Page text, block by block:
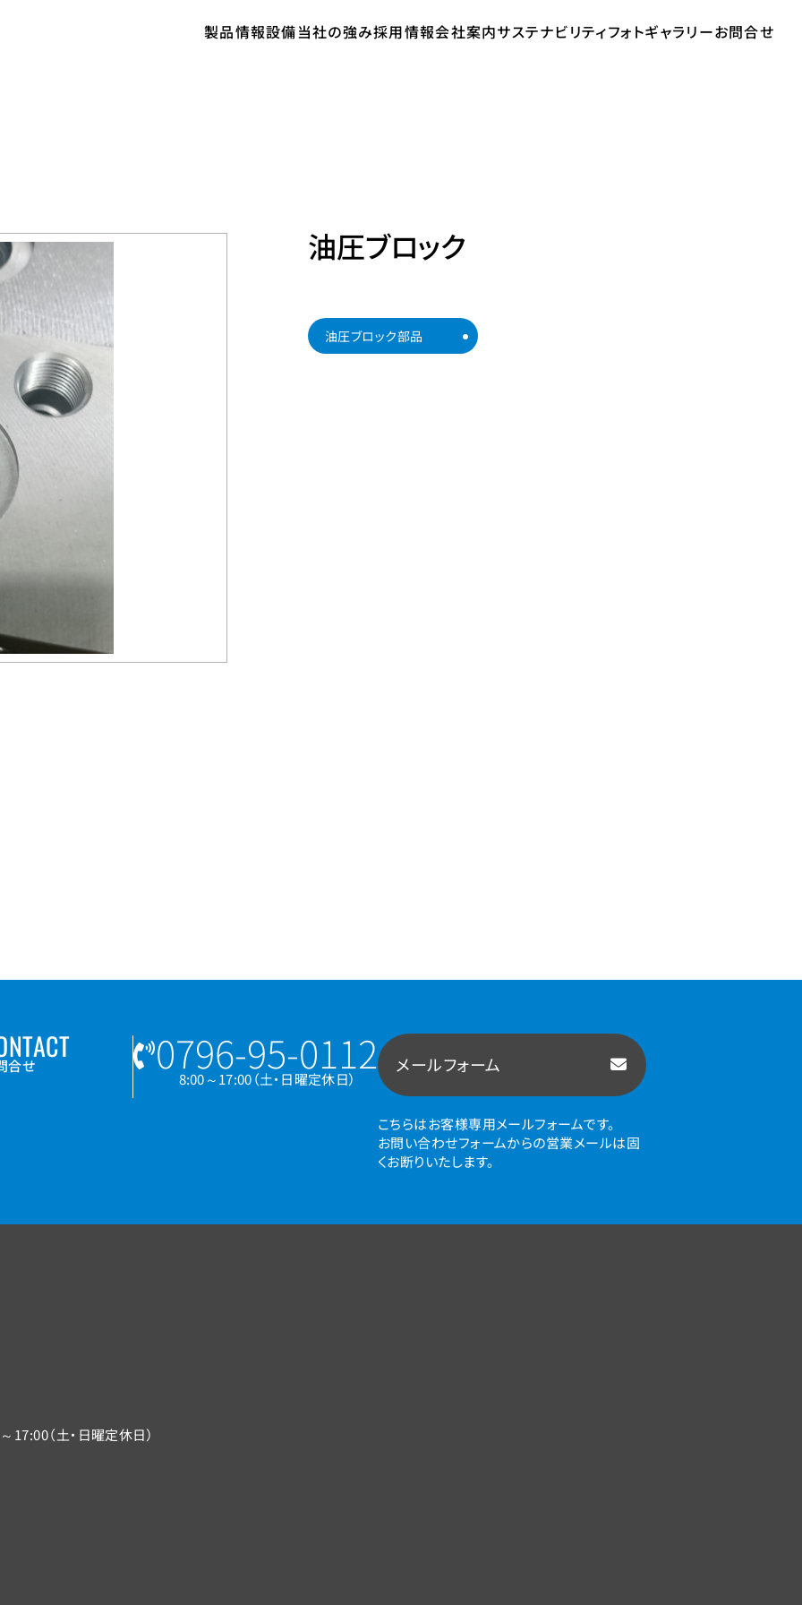
製品情報設備当社の強み採用情報会社案内サステナビリティフォトギャラリーお問合せ
フォトギャラリー
油圧ブロック
油圧ブロック部品
合せ 0796-95-0112
8:00～17:00（土・日曜定休日）
メールフォーム
こちらはお客様専用メールフォームです。
お問い合わせフォームからの営業メールは固
くお断りいたします。
17:00（土・日曜定休日）